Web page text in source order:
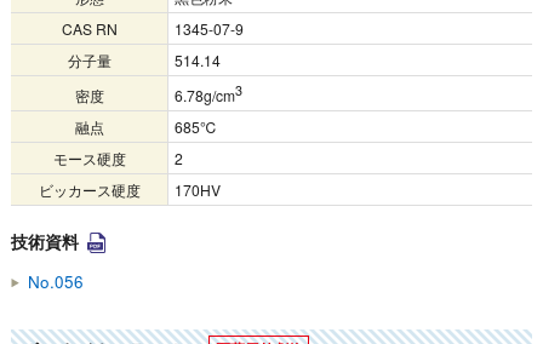
CAS RN
1345-07-9
分子量
514.14
密度
6.78g/cm3
融点
685℃
モース硬度
2
ビッカース硬度
170HV
技術資料
No.056